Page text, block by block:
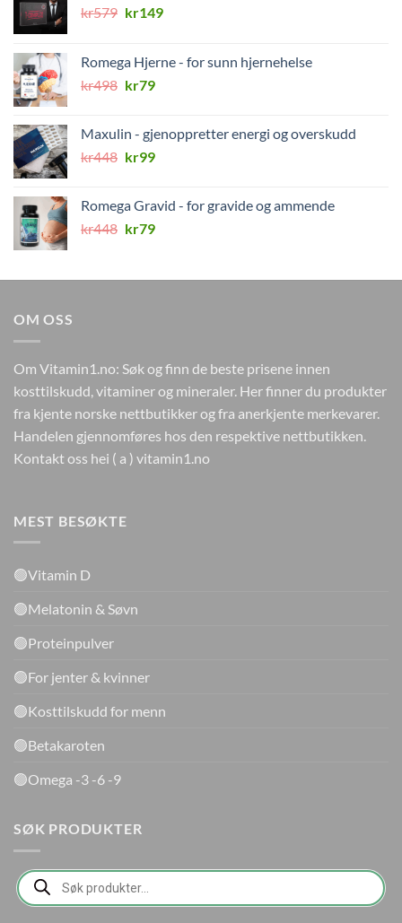
kr579 Opprinnelig
kr579.
kr149Nåværende
kr149.
Romega Hjerne - for sunn hjernehelse
kr498 Opprinnelig
kr498.
kr79Nåværende
kr79.
Maxulin - gjenoppretter energi og overskudd
kr448 Opprinnelig
kr448.
kr99Nåværende
kr99.
Romega Gravid - for gravide og ammende
kr448 Opprinnelig
kr448.
kr79Nåværende
kr79.
OM OSS
Om Vitamin1.no: Søk og finn de beste prisene innen
kosttilskudd, vitaminer og mineraler. Her finner du produkter
fra kjente norske nettbutikker og fra anerkjente merkevarer.
Handelen gjennomføres hos den respektive nettbutikken.
Kontakt oss hei ( a ) vitamin1.no
MEST BESØKTE
🟢Vitamin D
🟢Melatonin & Søvn
🟢Proteinpulver
🟢For jenter & kvinner
🟢Kosttilskudd for menn
🟢Betakaroten
🟢Omega -3 -6 -9
SØK PRODUKTER
Products
search